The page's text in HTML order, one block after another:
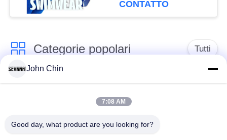
CONTATTO
Categorie popolari Tutti
Tessuto riciclato dello
Tessuto di nylon
riciclato
tessuto in poliestere
Tessuto riciclato di
John Chin
7:08 AM
Good day, what product are you looking for?